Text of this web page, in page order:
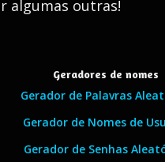
algumas outras!
Geradores de nomes
Gerador de Palavras
Gerador de Nomes de
Gerador de Senhas